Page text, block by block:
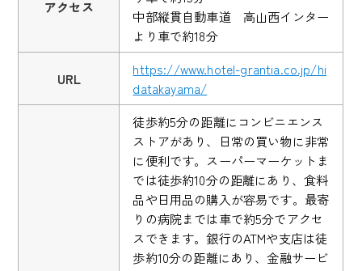
アクセス
中部縦貫自動車道 高山西インター
より車で約18分
URL
https://www.hotel-grantia.co.jp/hi
datakayama/
徒歩約5分の距離にコンビニエンス
ストアがあり、日常の買い物に非常
に便利です。スーパーマーケットま
では徒歩約10分の距離にあり、食料
品や日用品の購入が容易です。最寄
りの病院までは車で約5分でアクセ
スできます。銀行のATMや支店は徒
歩約10分の距離にあり、金融サービ